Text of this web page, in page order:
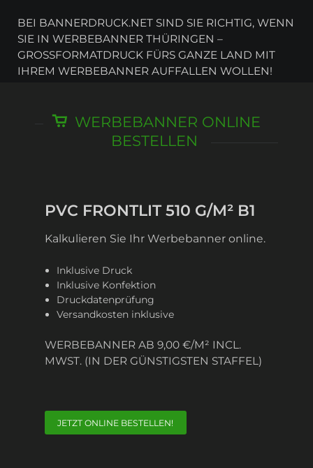
BEI BANNERDRUCK.NET SIND SIE RICHTIG, WENN
SIE IN WERBEBANNER THÜRINGEN –
GROSSFORMATDRUCK FÜRS GANZE LAND MIT I
HREM WERBEBANNER AUFFALLEN WOLLEN!
WERBEBANNER ONLINE
BESTELLEN
PVC FRONTLIT 510 G/M² B1
Kalkulieren Sie Ihr Werbebanner online.
Inklusive Druck
Inklusive Konfektion
Druckdatenprüfung
Versandkosten inklusive
WERBEBANNER AB 9,00 €/M² INCL.
MWST. (IN DER GÜNSTIGSTEN STAFFEL)
JETZT ONLINE BESTELLEN!